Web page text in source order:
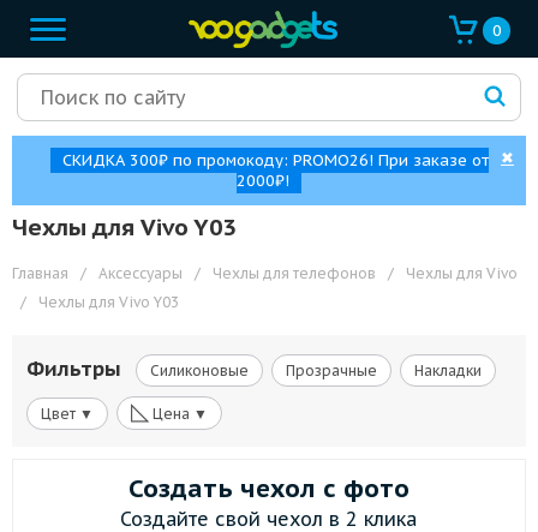
0
СКИДКА 300₽ по промокоду: PROMO26! При заказе от
2000₽!
✖
Чехлы для Vivo Y03
Главная / Аксессуары / Чехлы для телефонов /
Чехлы для Vivo
/
Чехлы для Vivo Y03
Фильтры Силиконовые Прозрачные Накладки
Цвет ▼ ◺ Цена ▼
Создать чехол с фото
Создайте свой чехол в 2 клика